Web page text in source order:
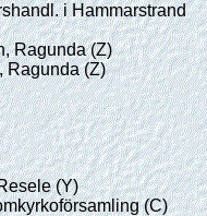
i Hammarstrand
Ragunda (Z)
Ragunda (Z)
(Y)
(C)